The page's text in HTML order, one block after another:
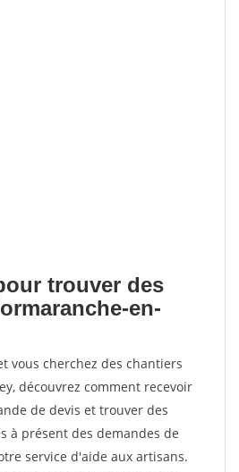
trouver des
en-
vous cherchez des chantiers
découvrez comment recevoir
de devis et trouver des
à présent des demandes de
service d'aide aux artisans.